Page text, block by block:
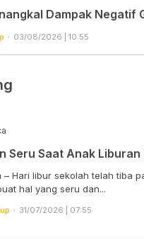
Dampak Negatif
03/08/2026 | 10:55
Seru Saat Anak Liburan
– Hari libur sekolah telah tiba
hal yang seru dan...
31/07/2026 | 07:55